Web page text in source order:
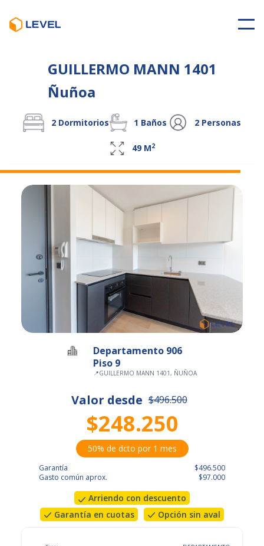
GUILLERMO MANN 1401
Ñuñoa
2 Dormitorios 1 Baños 2 Personas
49 M2
Departamento 906
Piso 9
📍GUILLERMO MANN 1401, ÑUÑOA
Valor desde $496.500
$248.250
50% de dcto por 1 mes
Garantía
Gasto común aprox.
$496.500
$97.000
Arriendo con descuento
Garantía en cuotas
Opción sin aval